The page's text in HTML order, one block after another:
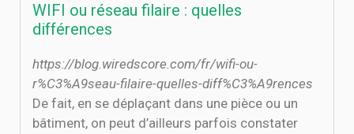
WIFI ou réseau filaire : quelles
différences
https://blog.wiredscore.com/fr/wifi-ou-
r%C3%A9seau-filaire-quelles-diff%C3%A9rences
De fait, en se déplaçant dans une pièce ou un
bâtiment, on peut d’ailleurs parfois constater